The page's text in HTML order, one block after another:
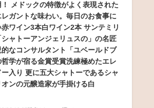
！ メドックの特徴がよく表現された
レガントな味わい。毎日のお食事に
ワイン3本白ワイン2本 サンテミリ
ャトーアンジェリュスの」の名匠
なコンサルタント「ユベールドブ
学が宿る金賞受賞洗練極めたエレ
入り 更に五大シャトーであるシャ
オンの元醸造家が手掛ける白